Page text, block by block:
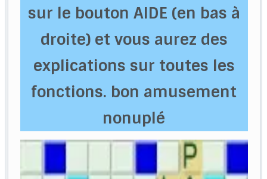
sur le bouton AIDE (en bas à
droite) et vous aurez des
explications sur toutes les
fonctions. bon amusement
nonuplé